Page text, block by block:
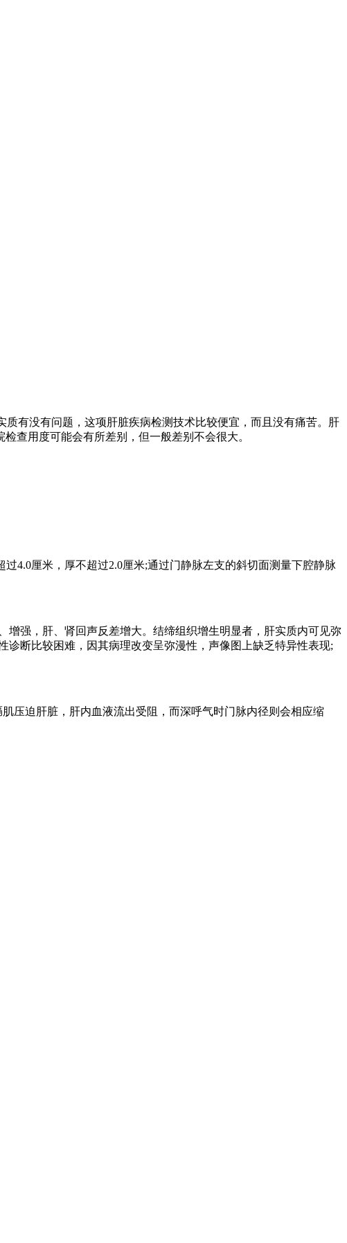
有没有问题，这项肝脏疾病检测技术比较便宜，而且没有痛苦。肝
查用度可能会有所差别，但一般差别不会很大。
厘米，厚不超过2.0厘米;通过门静脉左支的斜切面测量下腔静脉
强，肝、肾回声反差增大。结缔组织增生明显者，肝实质内可见弥
断比较困难，因其病理改变呈弥漫性，声像图上缺乏特异性表现;
压迫肝脏，肝内血液流出受阻，而深呼气时门脉内径则会相应缩